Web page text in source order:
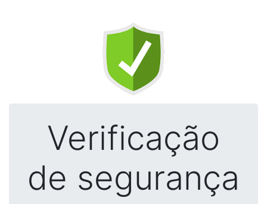
Verificação
de segurança